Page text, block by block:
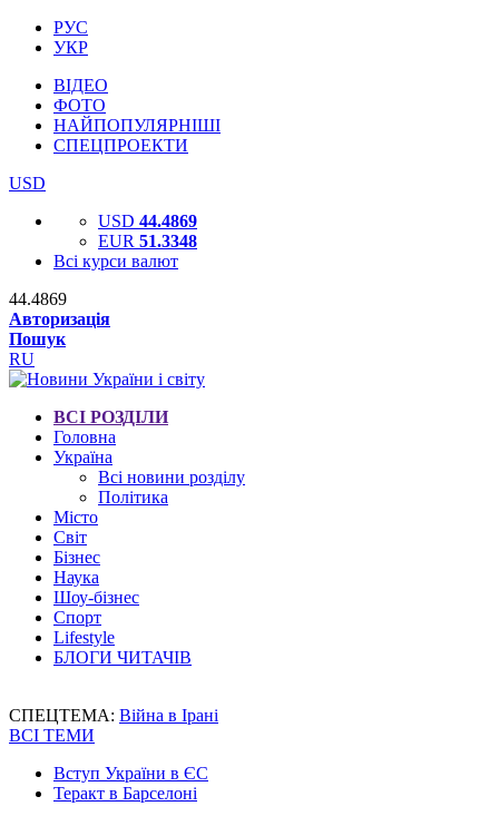
РУС
УКР
ВІДЕО
ФОТО
НАЙПОПУЛЯРНІШІ
СПЕЦПРОЕКТИ
USD
USD 44.4869
EUR 51.3348
Всі курси валют
44.4869
Авторизація
Пошук
RU
ВСІ РОЗДІЛИ
Головна
Україна
Всі новини розділу
Політика
Місто
Світ
Бізнес
Наука
Шоу-бізнес
Спорт
Lifestyle
БЛОГИ ЧИТАЧІВ
СПЕЦТЕМА: Війна в Ірані
ВСІ ТЕМИ
Вступ України в ЄС
Теракт в Барселоні